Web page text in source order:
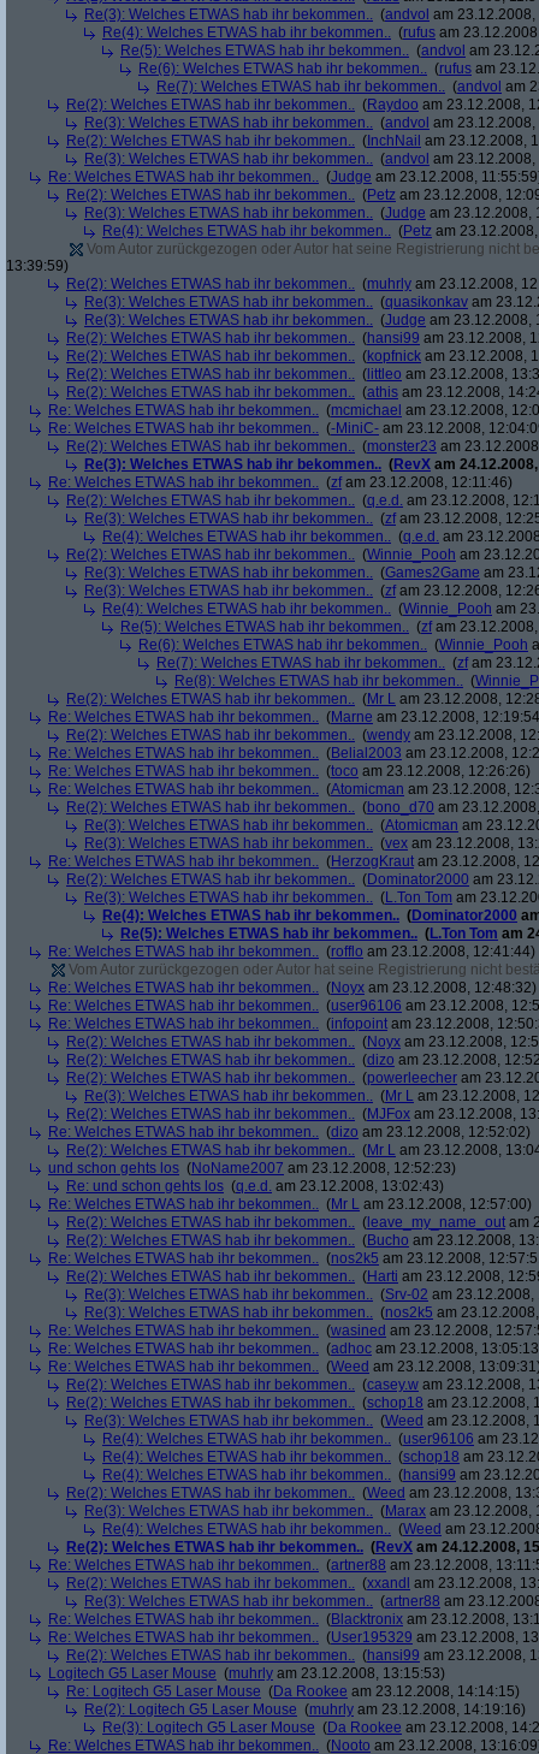
Re(3): Welches ETWAS hab ihr bekommen.. (andvol am
Re(4): Welches ETWAS hab ihr bekommen.. (rufus am
Re(5): Welches ETWAS hab ihr bekommen.. (andvol am
Re(6): Welches ETWAS hab ihr bekommen.. (rufus am
Re(7): Welches ETWAS hab ihr bekommen.. (andvol am
Re(2): Welches ETWAS hab ihr bekommen.. (Raydoo am 23.12.2008,
Re(3): Welches ETWAS hab ihr bekommen.. (andvol am
Re(2): Welches ETWAS hab ihr bekommen.. ( InchNail am 23.12.2008,
Re(3): Welches ETWAS hab ihr bekommen.. (andvol am
Re: Welches ETWAS hab ihr bekommen.. (Judge am 23.12.2008,
Re(2): Welches ETWAS hab ihr bekommen.. (Petz am 23.12.2008,
Re(3): Welches ETWAS hab ihr bekommen.. (Judge am 23.12.2008,
Re(4): Welches ETWAS hab ihr bekommen.. (Petz am
Vom Autor zurückgezogen oder Autor hat seine Registrierung nicht
13:39:59)
Re(2): Welches ETWAS hab ihr bekommen.. (muhrly am 23.12.2008,
Re(3): Welches ETWAS hab ihr bekommen.. (quasikonkav am
Re(3): Welches ETWAS hab ihr bekommen.. (Judge am 23.12.2008,
Re(2): Welches ETWAS hab ihr bekommen.. (hansi99 am 23.12.2008,
Re(2): Welches ETWAS hab ihr bekommen.. (kopfnick am 23.12.2008,
Re(2): Welches ETWAS hab ihr bekommen.. ( littleo am 23.12.2008,
Re(2): Welches ETWAS hab ihr bekommen.. (athis am 23.12.2008,
Re: Welches ETWAS hab ihr bekommen.. (mcmichael am 23.12.2008,
Re: Welches ETWAS hab ihr bekommen.. (-MiniC- am 23.12.2008,
Re(2): Welches ETWAS hab ihr bekommen.. (monster23 am
Re(3): Welches ETWAS hab ihr bekommen.. (RevX am
Re: Welches ETWAS hab ihr bekommen.. (zfam 23.12.2008, 12:11:46)
Re(2): Welches ETWAS hab ihr bekommen.. (q.e.d. am 23.12.2008,
Re(3): Welches ETWAS hab ihr bekommen.. (zfam 23.12.2008,
Re(4): Welches ETWAS hab ihr bekommen.. (q.e.d. am
Re(2): Welches ETWAS hab ihr bekommen.. (Winnie_Pooh am
Re(3): Welches ETWAS hab ihr bekommen.. (Games2Game am
Re(3): Welches ETWAS hab ihr bekommen.. (zfam 23.12.2008,
Re(4): Welches ETWAS hab ihr bekommen.. (Winnie_Pooh am
Re(5): Welches ETWAS hab ihr bekommen.. (zfam
Re(6): Welches ETWAS hab ihr bekommen.. (Winnie_Pooh
Re(7): Welches ETWAS hab ihr bekommen.. (zfam
Re(8): Welches ETWAS hab ihr bekommen.. (
Re(2): Welches ETWAS hab ihr bekommen.. (Mr L am 23.12.2008,
Re: Welches ETWAS hab ihr bekommen.. (Marne am 23.12.2008,
Re(2): Welches ETWAS hab ihr bekommen.. (wendy am 23.12.2008,
Re: Welches ETWAS hab ihr bekommen.. (Belial2003 am 23.12.2008,
Re: Welches ETWAS hab ihr bekommen.. (toco am 23.12.2008, 12:26:26)
Re: Welches ETWAS hab ihr bekommen.. (Atomicman am 23.12.2008,
Re(2): Welches ETWAS hab ihr bekommen.. (bono_d70 am
Re(3): Welches ETWAS hab ihr bekommen.. (Atomicman am
Re(3): Welches ETWAS hab ihr bekommen.. (vex am 23.12.2008,
Re: Welches ETWAS hab ihr bekommen.. (HerzogKraut am 23.12.2008,
Re(2): Welches ETWAS hab ihr bekommen.. (Dominator2000 am
Re(3): Welches ETWAS hab ihr bekommen.. (L.Ton Tom am
Re(4): Welches ETWAS hab ihr bekommen.. (Dominator2000
Re(5): Welches ETWAS hab ihr bekommen.. (L.Ton Tom am
Re: Welches ETWAS hab ihr bekommen.. (rofflo am 23.12.2008, 12:41:44)
Vom Autor zurückgezogen oder Autor hat seine Registrierung nicht
Re: Welches ETWAS hab ihr bekommen.. (Noyx am 23.12.2008, 12:48:32)
Re: Welches ETWAS hab ihr bekommen.. (user96106 am 23.12.2008,
Re: Welches ETWAS hab ihr bekommen.. (infopoint am 23.12.2008,
Re(2): Welches ETWAS hab ihr bekommen.. (Noyx am 23.12.2008,
Re(2): Welches ETWAS hab ihr bekommen.. (dizo am 23.12.2008,
Re(2): Welches ETWAS hab ihr bekommen.. (powerleecher am
Re(3): Welches ETWAS hab ihr bekommen.. (Mr L am 23.12.2008,
Re(2): Welches ETWAS hab ihr bekommen.. (MJFox am 23.12.2008,
Re: Welches ETWAS hab ihr bekommen.. (dizo am 23.12.2008, 12:52:02)
Re(2): Welches ETWAS hab ihr bekommen.. (Mr L am 23.12.2008,
und schon gehts los (NoName2007 am 23.12.2008, 12:52:23)
Re: und schon gehts los (q.e.d. am 23.12.2008, 13:02:43)
Re: Welches ETWAS hab ihr bekommen.. (Mr L am 23.12.2008, 12:57:00)
Re(2): Welches ETWAS hab ihr bekommen.. ( leave_my_name_out am
Re(2): Welches ETWAS hab ihr bekommen.. (Bucho am 23.12.2008,
Re: Welches ETWAS hab ihr bekommen.. (nos2k5 am 23.12.2008,
Re(2): Welches ETWAS hab ihr bekommen.. (Harti am 23.12.2008,
Re(3): Welches ETWAS hab ihr bekommen.. (Srv-02 am 23.12.2008,
Re(3): Welches ETWAS hab ihr bekommen.. (nos2k5 am
Re: Welches ETWAS hab ihr bekommen.. (wasined am 23.12.2008,
Re: Welches ETWAS hab ihr bekommen.. (adhoc am 23.12.2008,
Re: Welches ETWAS hab ihr bekommen.. (Weed am 23.12.2008,
Re(2): Welches ETWAS hab ihr bekommen.. (casey.w am 23.12.2008,
Re(2): Welches ETWAS hab ihr bekommen.. (schop18 am 23.12.2008,
Re(3): Welches ETWAS hab ihr bekommen.. (Weed am 23.12.2008,
Re(4): Welches ETWAS hab ihr bekommen.. (user96106 am
Re(4): Welches ETWAS hab ihr bekommen.. (schop18 am
Re(4): Welches ETWAS hab ihr bekommen.. (hansi99 am
Re(2): Welches ETWAS hab ihr bekommen.. (Weed am 23.12.2008,
Re(3): Welches ETWAS hab ihr bekommen.. (Marax am 23.12.2008,
Re(4): Welches ETWAS hab ihr bekommen.. (Weed am
Re(2): Welches ETWAS hab ihr bekommen.. (RevX am 24.12.2008,
Re: Welches ETWAS hab ihr bekommen.. (artner88 am 23.12.2008,
Re(2): Welches ETWAS hab ihr bekommen.. (xxandl am 23.12.2008,
Re(3): Welches ETWAS hab ihr bekommen.. (artner88 am
Re: Welches ETWAS hab ihr bekommen.. (Blacktronix am 23.12.2008,
Re: Welches ETWAS hab ihr bekommen.. (User195329 am 23.12.2008,
Re(2): Welches ETWAS hab ihr bekommen.. (hansi99 am 23.12.2008,
Logitech G5 Laser Mouse (muhrly am 23.12.2008, 13:15:53)
Re: Logitech G5 Laser Mouse (Da Rookee am 23.12.2008, 14:14:15)
Re(2): Logitech G5 Laser Mouse (muhrly am 23.12.2008, 14:19:16)
Re(3): Logitech G5 Laser Mouse (Da Rookee am 23.12.2008,
Re: Welches ETWAS hab ihr bekommen.. (Nooto am 23.12.2008,